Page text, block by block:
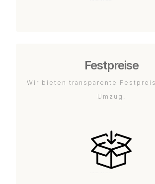
Festpreise
Wir bieten transparente
Umzug.